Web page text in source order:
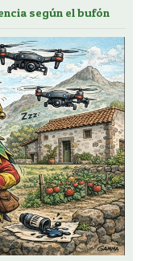
según el bufón